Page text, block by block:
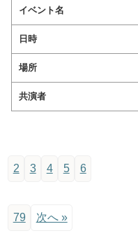
2 3 4 5 6
79 次へ »